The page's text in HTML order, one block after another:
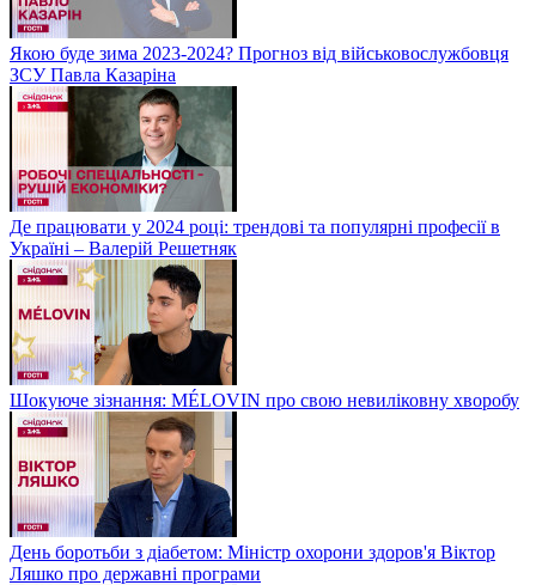
Якою буде зима 2023-2024? Прогноз від військовослужбовця
ЗСУ Павла Казаріна
Де працювати у 2024 році: трендові та популярні професії в
Україні – Валерій Решетняк
Шокуюче зізнання: MÉLOVIN про свою невиліковну хворобу
День боротьби з діабетом: Міністр охорони здоров'я Віктор
Ляшко про державні програми